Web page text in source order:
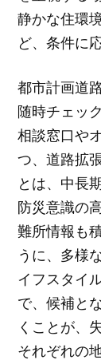
静かな住環
ど、条件に
都市計画道
随時チェッ
相談窓口や
つ、道路拡
とは、中長
防災意識の
難所情報も
うに、多様
イフスタイ
で、候補と
くことが、
それぞれの